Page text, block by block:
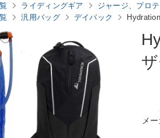
ライディングギア
ジャージ、プロ
汎用バッグ デイパック
メ